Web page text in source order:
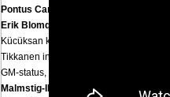
Pontus Carlsson, FM Kaan
Erik Blomqvist-IM Michael
Kücüksan kan absolut inte räknas
Tikkanen inte är med och kämpar om
GM-status, och Tikkanen är säkert
Malmstig-IM Tommy Andersson, IM